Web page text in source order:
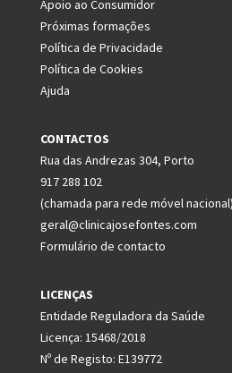
Apoio ao Consumidor
Próximas formações
Política de Privacidade
Política de Cookies
Ajuda
CONTACTOS
Rua das Andrezas 304, Porto
917 288 102
(chamada para rede móvel nacional)
geral@clinicajosefontes.com
Formulário de contacto
LICENÇAS
Entidade Reguladora da Saúde
Licença: 15468/2018
Nº de Registo: E139772